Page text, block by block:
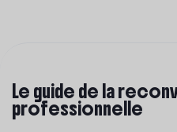
Le guide de la
professionnelle